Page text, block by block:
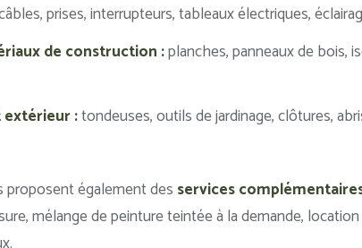
prises, interrupteurs, tableaux électriques,
de construction :planches, panneaux de bois,
extérieur :tondeuses, outils de jardinage, clôtures,
proposent également des services
mélange de peinture teintée à la demande,